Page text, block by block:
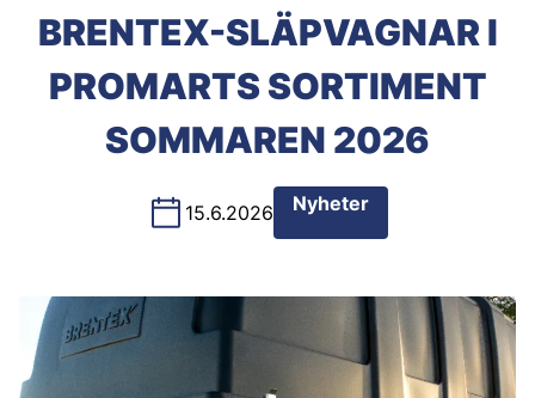
BRENTEX-SLÄPVAGNAR I
PROMARTS SORTIMENT
SOMMAREN 2026
15.6.2026 Nyheter